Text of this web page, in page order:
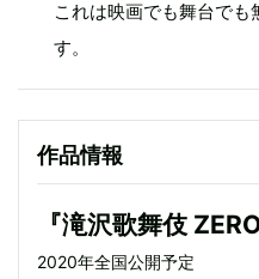
これは映画でも舞台で
す。
作品情報
『滝沢歌舞伎
2020年全国公開予定